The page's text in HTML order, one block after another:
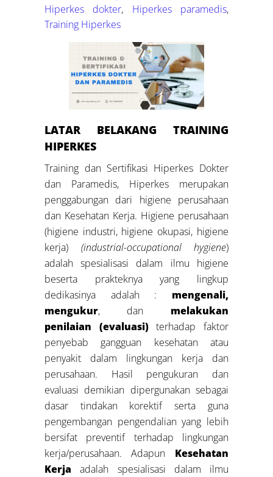
Hiperkes dokter, Hiperkes paramedis,
Training Hiperkes
LATAR BELAKANG TRAINING
HIPERKES
Training dan Sertifikasi Hiperkes Dokter
dan Paramedis, Hiperkes merupakan
penggabungan dari higiene perusahaan
dan Kesehatan Kerja. Higiene perusahaan
(higiene industri, higiene okupasi, higiene
kerja) (industrial-occupational hygiene)
adalah spesialisasi dalam ilmu higiene
beserta prakteknya yang lingkup
dedikasinya adalah : mengenali,
mengukur, dan melakukan
penilaian (evaluasi)terhadap faktor
penyebab gangguan kesehatan atau
penyakit dalam lingkungan kerja dan
perusahaan. Hasil pengukuran dan
evaluasi demikian dipergunakan sebagai
dasar tindakan korektif serta guna
pengembangan pengendalian yang lebih
bersifat preventif terhadap lingkungan
kerja/perusahaan. Adapun Kesehatan
Kerjaadalah spesialisasi dalam ilmu